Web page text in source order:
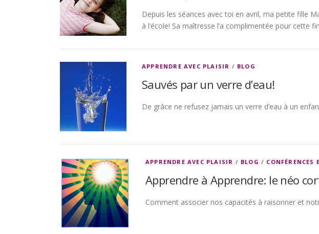
Depuis les séances avec toi en avril, ma petite fille
à l’école! Sa maîtresse l’a complimentée pour cette
APPRENDRE AVEC PLAISIR / BLOG
Sauvés par un verre d’eau!
De grâce ne refusez jamais un verre d’eau à un
APPRENDRE AVEC PLAISIR / BLOG /
Apprendre à Apprendre: le néo
Comment associer nos capacités à raisonner et